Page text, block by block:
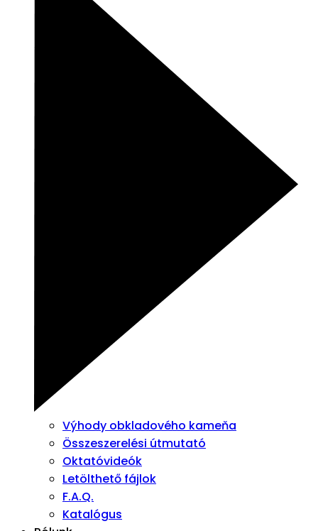
Výhody obkladového kameňa
Összeszerelési útmutató
Oktatóvideók
Letölthető fájlok
F.A.Q.
Katalógus